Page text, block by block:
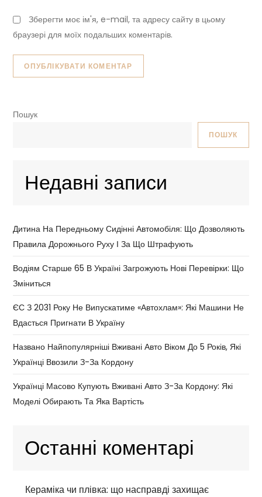
Зберегти моє ім'я, e-mail, та адресу сайту в цьому
браузері для моїх подальших коментарів.
Пошук
ПОШУК
Недавні записи
Дитина На Передньому Сидінні Автомобіля: Що Дозволяють
Правила Дорожнього Руху І За Що Штрафують
Водіям Старше 65 В Україні Загрожують Нові Перевірки: Що
Зміниться
ЄС З 2031 Року Не Випускатиме «автохлам»: Які Машини Не
Вдасться Пригнати В Україну
Названо Найпопулярніші Вживані Авто Віком До 5 Років, Які
Українці Ввозили З-За Кордону
Українці Масово Купують Вживані Авто З-За Кордону: Які
Моделі Обирають Та Яка Вартість
Останні коментарі
Кераміка чи плівка: що насправді захищає